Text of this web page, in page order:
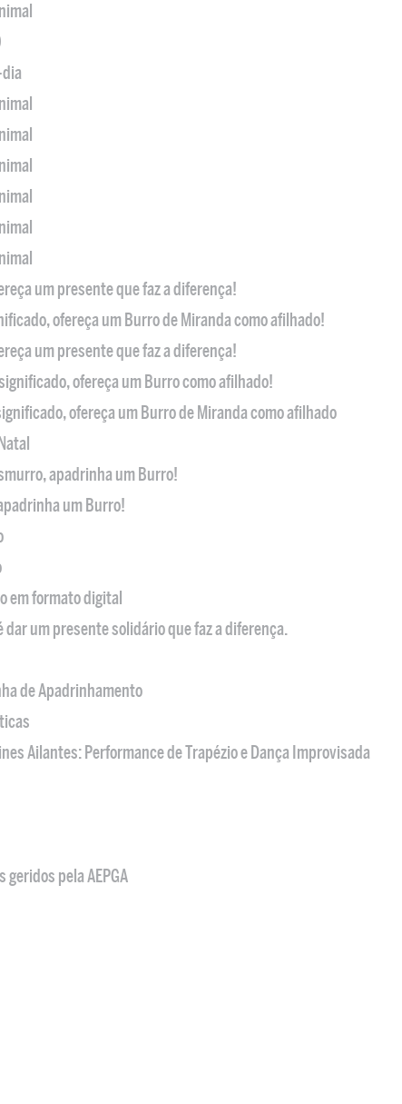
dia
um presente que faz a diferença!
ofereça um Burro de Miranda como afilhado!
um presente que faz a diferença!
ofereça um Burro como afilhado!
ofereça um Burro de Miranda como afilhado
apadrinha um Burro!
um Burro!
em formato digital
um presente solidário que faz a diferença.
de Apadrinhamento
Ailantes: Performance de Trapézio e Dança Improvisada
pela AEPGA